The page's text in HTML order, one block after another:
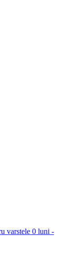
varstele 0 luni -